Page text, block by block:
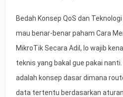
Bedah Konsep QoS dan
mau benar-benar paham Cara
MikroTik Secara Adil, lo wajib
teknis yang bakal gue pakai
adalah konsep dasar dimana
data tertentu berdasarkan